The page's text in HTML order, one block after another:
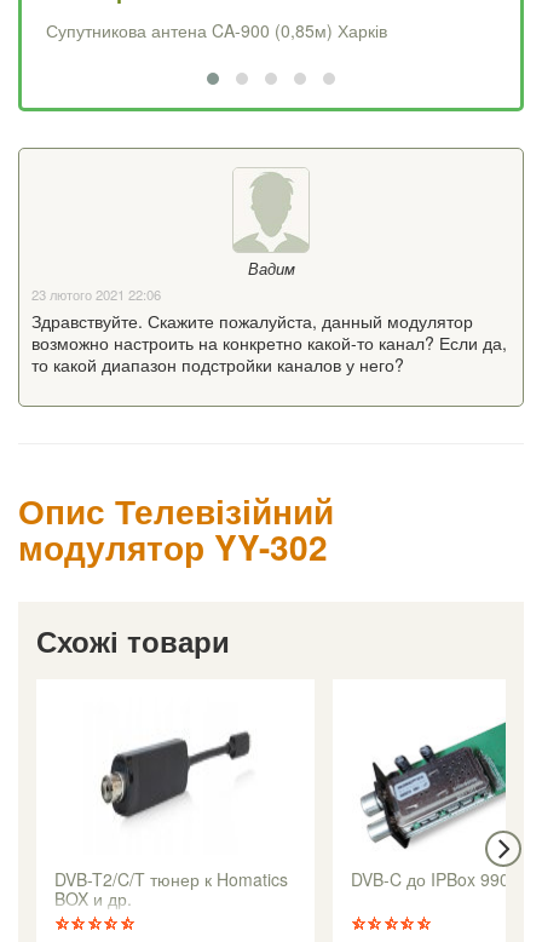
Супутникова антена CA-900 (0,85м) Харків
Вадим
23 лютого 2021 22:06
Здравствуйте. Скажите пожалуйста, данный модулятор
возможно настроить на конкретно какой-то канал? Если да,
то какой диапазон подстройки каналов у него?
Опис Телевізійний
модулятор YY-302
Схожі товари
DVB-T2/C/T тюнер к Homatics
BOX и др.
DVB-C до IPBox 9900HD